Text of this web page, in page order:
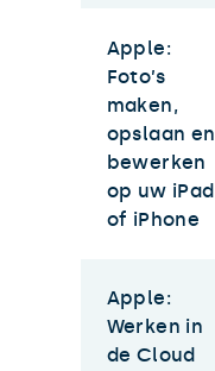
Apple:
Foto’s
maken,
opslaan en
bewerken
op uw iPad
of iPhone
Apple:
Werken in
de Cloud